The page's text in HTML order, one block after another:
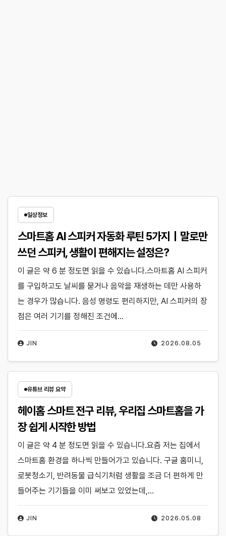
일상정보
스마트홈 AI 스피커 자동화 루틴 5가지｜말로만
쓰던 스피커, 생활이 편해지는 설정은?
2026.08.05
JIN
이 글은 약 6 분 정도면 읽을 수 있습니다.스마트홈 AI 스피커
를 구입하고도 날씨를 묻거나 음악을 재생하는 데만 사용하
는 경우가 많습니다. 음성 명령도 편리하지만, AI 스피커의 장
점은 여러 기기를 정해진 조건에…
유튜브 리뷰 요약
헤이홈 스마트 전구 리뷰, 우리집 스마트홈을 가
장 쉽게 시작한 방법
2026.05.08
JIN
이 글은 약 4 분 정도면 읽을 수 있습니다.요즘 저는 집에서
스마트홈 환경을 하나씩 만들어가고 있습니다. 구글 홈미니,
로봇청소기, 반려동물 급식기처럼 생활을 조금 더 편하게 만
들어주는 기기들을 이미 써보고 있었는데,…